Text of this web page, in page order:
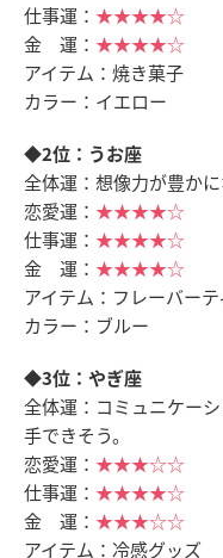
仕事運： ★★★★☆
金 運： ★★★★☆
アイテム：焼き菓子
カラー：イエロー
◆2位：うお座
全体運：想像力が豊かに
恋愛運： ★★★★☆
仕事運： ★★★★☆
金 運： ★★★★☆
アイテム：フレーバーテ
カラー：ブルー
◆3位：やぎ座
全体運：コミュニケー
手できそう。
恋愛運： ★★★☆☆
仕事運： ★★★★☆
金 運： ★★★☆☆
アイテム：冷感グッズ